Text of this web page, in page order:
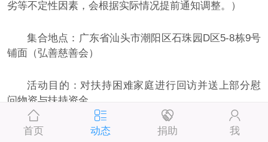
劣等不定性因素，会根据实际情况提前通知调整。）
集合地点：广东省汕头市潮阳区石珠园D区5-8栋9号
铺面（弘善慈善会）
活动目的：对扶持困难家庭进行回访并送上部分慰
问物资与扶持资金
往期回顾：
首页 动态 捐助 我